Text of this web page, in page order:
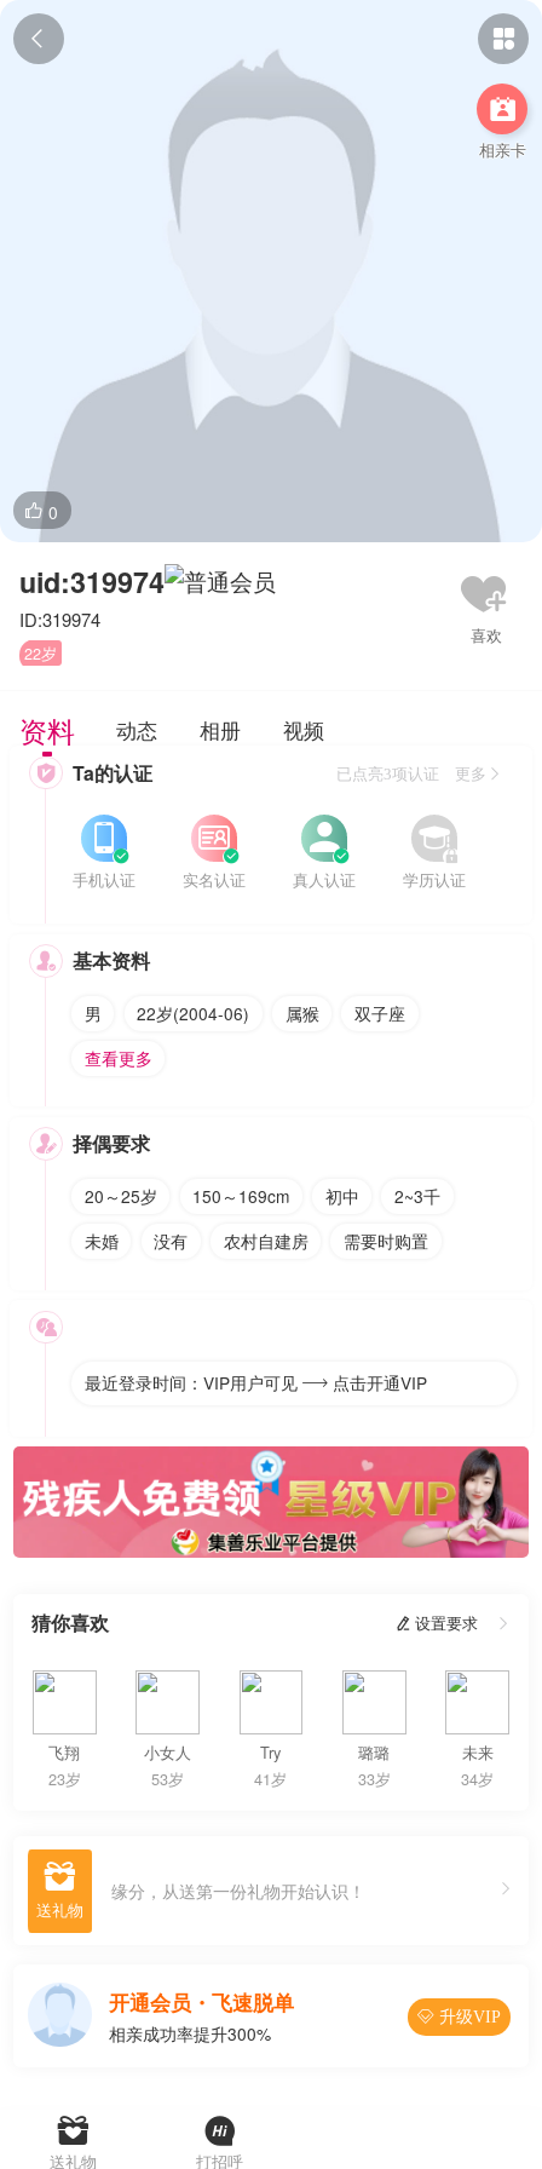
 

相亲卡
 0
uid:319974
ID:319974
22岁
资料 动态 相册 视频
 Ta的认证 已点亮3项认证 更多


手机认证


实名认证


真人认证


学历认证
 基本资料
男 22岁(2004-06) 属猴
双子座
查看更多
 择偶要求
20～25岁 150～169cm 初中
2~3千
未婚
没有 农村自建房 需要时购置

最近登录时间：VIP用户可见  点击开通VIP
猜你喜欢  设置要求 
飞翔
23岁
小女人
53岁
Try
41岁
璐璐
33岁
未来
34岁
 缘分，从送第一份礼物开始认识！
开通会员・飞速脱单
相亲成功率提升300%
 升级VIP

送礼物

打招呼